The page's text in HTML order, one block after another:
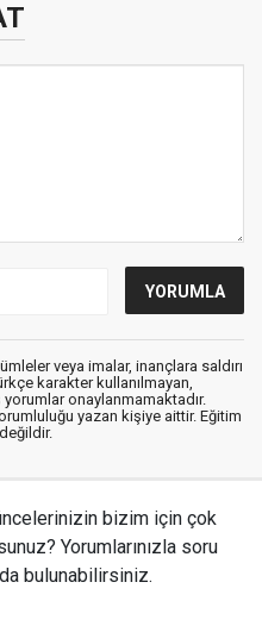
veya imalar, inançlara saldırı
karakter kullanılmayan,
yorumlar onaylanmamaktadır.
yazan kişiye aittir. Eğitim
bizim için çok
Yorumlarınızla soru
bulunabilirsiniz.